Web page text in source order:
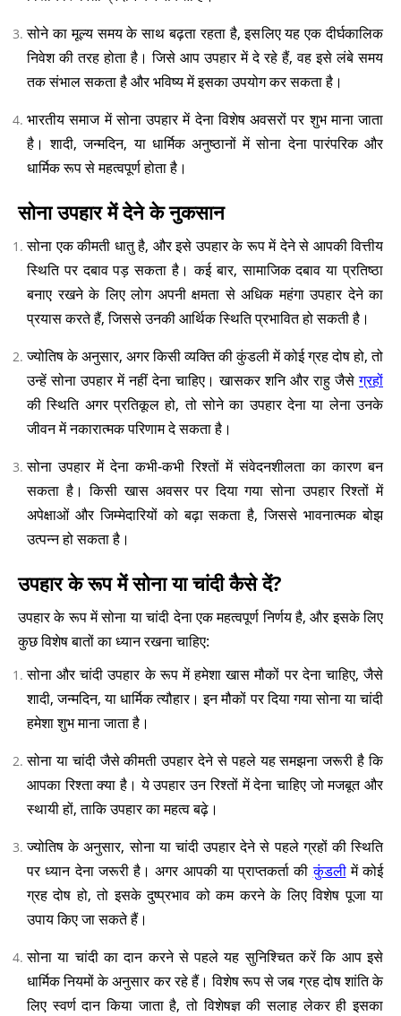
सोने का मूल्य समय के साथ बढ़ता रहता है, इसलिए यह एक दीर्घकालिक
निवेश की तरह होता है। जिसे आप उपहार में दे रहे हैं, वह इसे लंबे समय
तक संभाल सकता है और भविष्य में इसका उपयोग कर सकता है।
भारतीय समाज में सोना उपहार में देना विशेष अवसरों पर शुभ माना जाता
है। शादी, जन्मदिन, या धार्मिक अनुष्ठानों में सोना देना पारंपरिक और
धार्मिक रूप से महत्वपूर्ण होता है।
सोना उपहार में देने के नुकसान
सोना एक कीमती धातु है, और इसे उपहार के रूप में देने से आपकी वित्तीय
स्थिति पर दबाव पड़ सकता है। कई बार, सामाजिक दबाव या प्रतिष्ठा
बनाए रखने के लिए लोग अपनी क्षमता से अधिक महंगा उपहार देने का
प्रयास करते हैं, जिससे उनकी आर्थिक स्थिति प्रभावित हो सकती है।
ज्योतिष के अनुसार, अगर किसी व्यक्ति की कुंडली में कोई ग्रह दोष हो, तो
उन्हें सोना उपहार में नहीं देना चाहिए। खासकर शनि और राहु जैसेग्रहों
की स्थिति अगर प्रतिकूल हो, तो सोने का उपहार देना या लेना उनके
जीवन में नकारात्मक परिणाम दे सकता है।
सोना उपहार में देना कभी-कभी रिश्तों में संवेदनशीलता का कारण बन
सकता है। किसी खास अवसर पर दिया गया सोना उपहार रिश्तों में
अपेक्षाओं और जिम्मेदारियों को बढ़ा सकता है, जिससे भावनात्मक बोझ
उत्पन्न हो सकता है।
उपहार के रूप में सोना या चांदी कैसे दें?
उपहार के रूप में सोना या चांदी देना एक महत्वपूर्ण निर्णय है, और इसके लिए
कुछ विशेष बातों का ध्यान रखना चाहिए:
सोना और चांदी उपहार के रूप में हमेशा खास मौकों पर देना चाहिए, जैसे
शादी, जन्मदिन, या धार्मिक त्यौहार। इन मौकों पर दिया गया सोना या चांदी
हमेशा शुभ माना जाता है।
सोना या चांदी जैसे कीमती उपहार देने से पहले यह समझना जरूरी है कि
आपका रिश्ता क्या है। ये उपहार उन रिश्तों में देना चाहिए जो मजबूत और
स्थायी हों, ताकि उपहार का महत्व बढ़े।
ज्योतिष के अनुसार, सोना या चांदी उपहार देने से पहले ग्रहों की स्थिति
पर ध्यान देना जरूरी है। अगर आपकी या प्राप्तकर्ता कीकुंडलीमें कोई
ग्रह दोष हो, तो इसके दुष्प्रभाव को कम करने के लिए विशेष पूजा या
उपाय किए जा सकते हैं।
सोना या चांदी का दान करने से पहले यह सुनिश्चित करें कि आप इसे
धार्मिक नियमों के अनुसार कर रहे हैं। विशेष रूप से जब ग्रह दोष शांति के
लिए स्वर्ण दान किया जाता है, तो विशेषज्ञ की सलाह लेकर ही इसका